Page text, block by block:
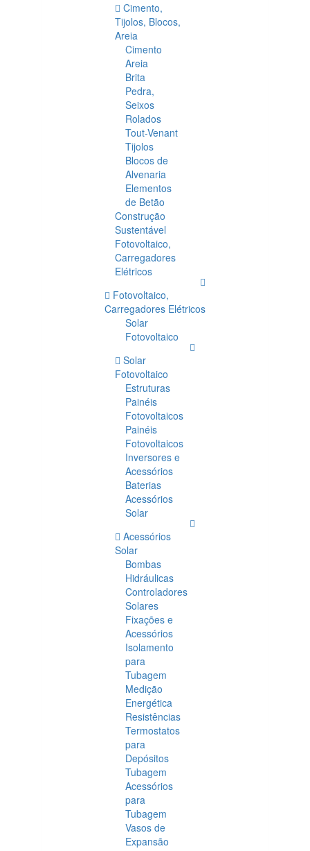
Cimento,
Tijolos, Blocos,
Areia
Cimento
Areia
Brita
Pedra,
Seixos
Rolados
Tout-Venant
Tijolos
Blocos de
Alvenaria
Elementos
de Betão
Construção
Sustentável
Fotovoltaico,
Carregadores
Elétricos
Fotovoltaico,
Carregadores Elétricos
Solar
Fotovoltaico
Solar
Fotovoltaico
Estruturas
Painéis
Fotovoltaicos
Painéis
Fotovoltaicos
Inversores e
Acessórios
Baterias
Acessórios
Solar
Acessórios
Solar
Bombas
Hidráulicas
Controladores
Solares
Fixações e
Acessórios
Isolamento
para
Tubagem
Medição
Energética
Resistências
Termostatos
para
Depósitos
Tubagem
Acessórios
para
Tubagem
Vasos de
Expansão